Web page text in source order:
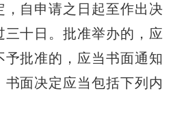
，自申请之日起至作出决
三十日。批准举办的，应
予批准的，应当书面通知
面决定应当包括下列内